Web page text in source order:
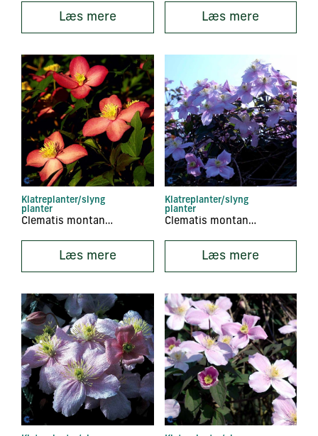
Læs mere Læs mere
Klatreplanter/slyng
planter
Clematis montana ‘Freda’
Læs mere
Klatreplanter/slyng
planter
Clematis montana ‘Marjorie’
Læs mere